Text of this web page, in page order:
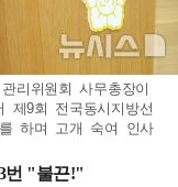
리위원회 사무총장이
제9회 전국동시지방선
하며 고개 숙여 인사